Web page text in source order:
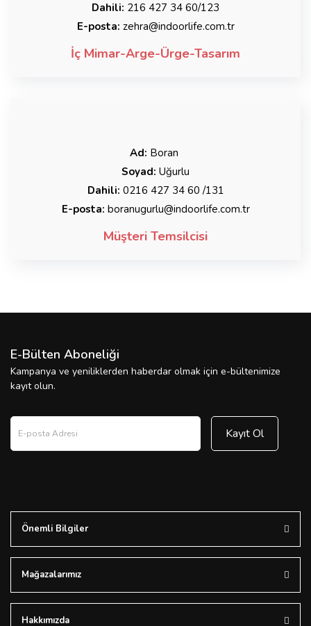
Dahili: 216 427 34 60/123
E-posta: zehra@indoorlife.com.tr
İç Mimar-Arge-Ürge-Tasarım
Ad: Boran
Soyad: Uğurlu
Dahili: 0216 427 34 60 /131
E-posta: boranugurlu@indoorlife.com.tr
Müşteri Temsilcisi
E-Bülten Aboneliği
Kampanya ve yeniliklerden haberdar olmak için e-bültenimize
kayıt olun.
Kayıt Ol
Önemli Bilgiler
Mağazalarımız
Hakkımızda